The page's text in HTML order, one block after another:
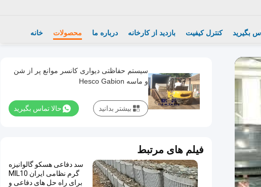
خانه محصولات درباره ما بازدید از کارخانه کنترل کیفیت بگیرید
سیستم حفاظتی دیواری کانسر موانع پر از شن
و ماسه Hesco Gabion
حالا تماس بگیرید بیشتر بدانید
فیلم های مرتبط
سد دفاعی هسکو گالوانیزه
گرم نظامی ایران MIL10
برای راه حل های دفاعی و